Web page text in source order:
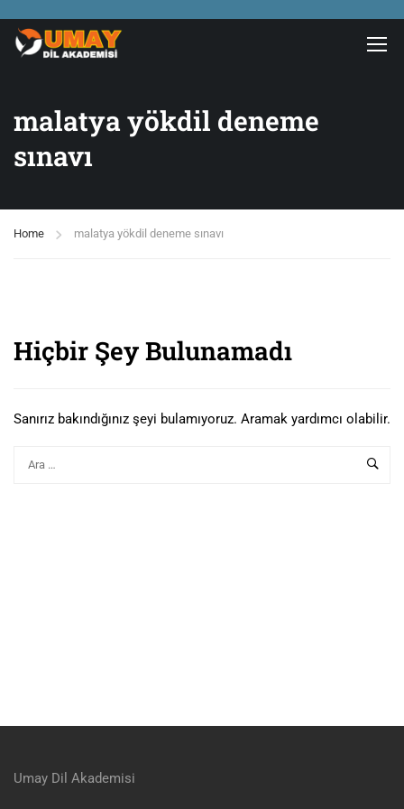
malatya yökdil deneme
sınavı
Home malatya yökdil deneme sınavı
Hiçbir Şey Bulunamadı
Sanırız bakındığınız şeyi bulamıyoruz. Aramak yardımcı olabilir.
Umay Dil Akademisi